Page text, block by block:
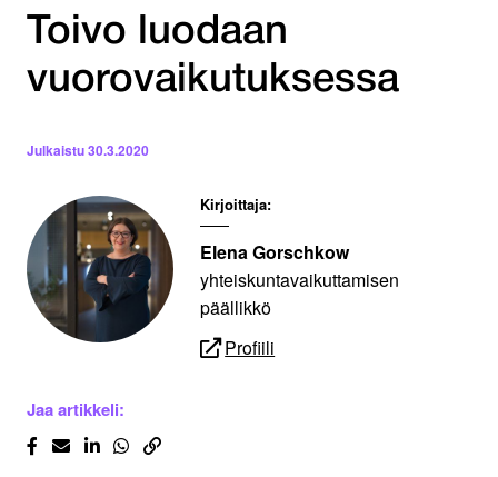
Toivo luodaan
vuorovaikutuksessa
Julkaistu30.3.2020
Kirjoittaja:
Elena Gorschkow
yhteiskuntavaikuttamisen
päällikkö
Profiili
Jaa artikkeli: